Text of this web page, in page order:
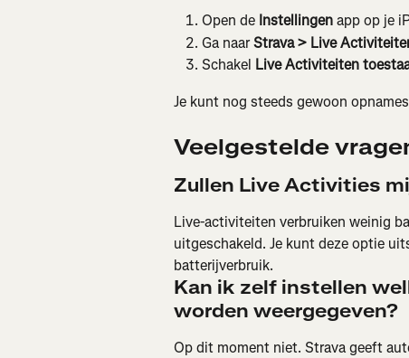
Open de Instellingen app op je
Ga naar Strava > Live
Schakel Live Activiteiten
Je kunt nog steeds gewoon
Veelgestelde
Zullen Live Activities
Live-activiteiten verbruiken weinig
uitgeschakeld. Je kunt deze optie
batterijverbruik.
Kan ik zelf instellen
worden weergegeven?
Op dit moment niet. Strava geeft